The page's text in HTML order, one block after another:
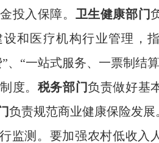
投入保障。 卫生健康部门
和医疗机构行业管理，
、“一站式服务、一票制结
度。 税务部门负责做好基
负责规范商业健康保险发展
行监测。要加强农村低收入